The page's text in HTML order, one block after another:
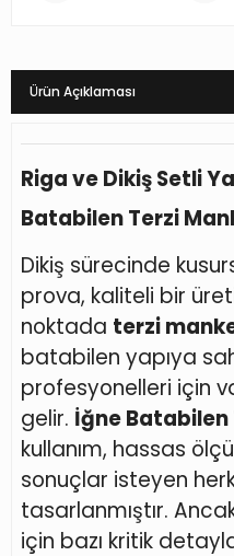
Ürün Açıklaması
Riga ve Dikiş Setli
Batabilen Terzi
Dikiş sürecinde
prova, kaliteli bir
noktada terzi
batabilen yapıya
profesyonelleri için
gelir. İğne Batabilen
kullanım, hassas
sonuçlar isteyen
tasarlanmıştır.
için bazı kritik